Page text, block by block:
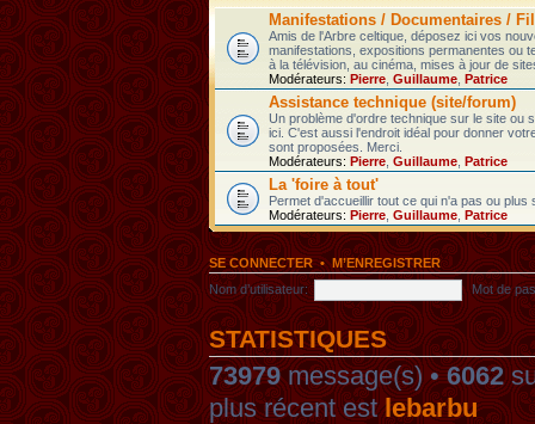
Manifestations / Documentaires /
Amis de l'Arbre celtique, déposez ici vos
manifestations, expositions permanentes ou
à la télévision, au cinéma, mises à jour de
Modérateurs: Pierre Guillaume Patrice
Assistance technique (site/forum)
Un problème d'ordre technique sur le site ou
ici. C'est aussi l'endroit idéal pour donner
sont proposées. Merci.
Modérateurs: Pierre Guillaume Patrice
La 'foire à tout'
Permet d'accueillir tout ce qui n'a pas ou
Modérateurs: Pierre Guillaume Patrice
SE CONNECTER•M’ENREGISTRER
Nom d’utilisateur:
Mot de
STATISTIQUES
73979message(s) •6062
plus récent estlebarbu